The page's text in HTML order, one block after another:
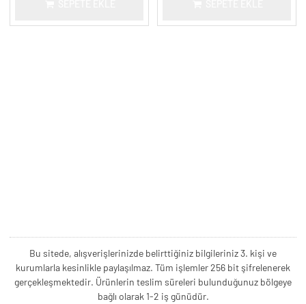
Bu sitede, alışverişlerinizde belirttiğiniz bilgileriniz 3. kişi ve
kurumlarla kesinlikle paylaşılmaz. Tüm işlemler 256 bit şifrelenerek
gerçekleşmektedir. Ürünlerin teslim süreleri bulunduğunuz bölgeye
bağlı olarak 1-2 iş günüdür.